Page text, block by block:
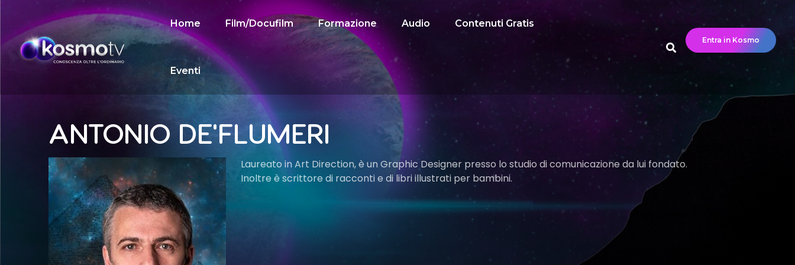
Home Film/Docufilm Formazione Audio Contenuti Gratis
Eventi
Entra in Kosmo
ANTONIO DE'FLUMERI
Laureato in Art Direction, è un Graphic Designer presso lo studio di comunicazione da lui fondato.
Inoltre è scrittore di racconti e di libri illustrati per bambini.